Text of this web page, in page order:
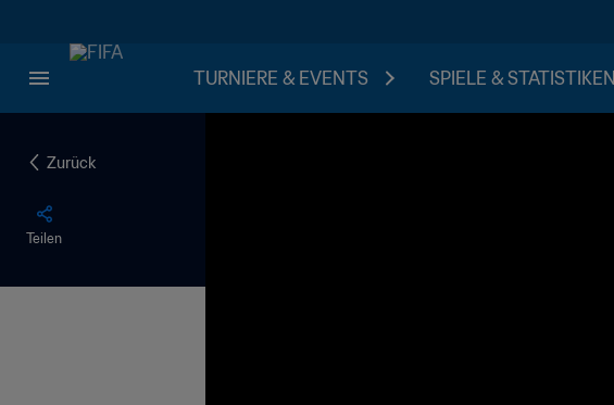
TURNIERE & EVENTS SPIELE & STATISTIKEN
Zurück
Teilen